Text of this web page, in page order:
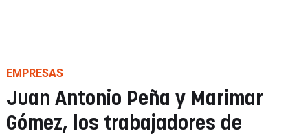
EMPRESAS
Juan Antonio Peña y Marimar
Gómez, los trabajadores de